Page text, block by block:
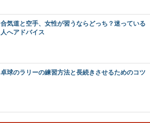
合気道と空手、女性が習うならどっち？迷っている
人へアドバイス
卓球のラリーの練習方法と長続きさせるためのコツ